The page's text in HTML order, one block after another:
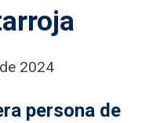
2024
persona de